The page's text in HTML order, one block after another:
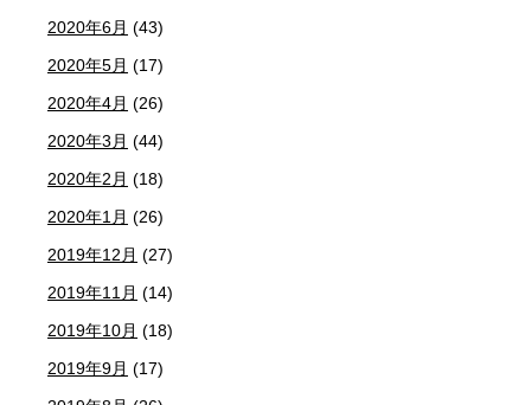
2020年6月 (43)
2020年5月 (17)
2020年4月 (26)
2020年3月 (44)
2020年2月 (18)
2020年1月 (26)
2019年12月 (27)
2019年11月 (14)
2019年10月 (18)
2019年9月 (17)